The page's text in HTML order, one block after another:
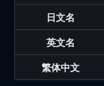
日文名
英文名
繁体中文